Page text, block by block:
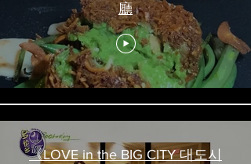
廳
《LOVE in the BIG CITY 대도시